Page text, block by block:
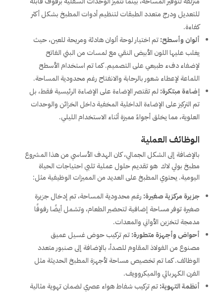
للتعديل ودرج متعدد الطبقات لتنظيم أدوات المطبخ بشكل أكثر
كفاءة.
ألوان وأسطح:تم اختيار لوحة ألوان هادئة ومريحة للعين، حيث
يغلب عليها اللون الأبيض النقي مع لمسات من البني الفاتح
لإضفاء دفء طبيعي على التصميم. كما تم استخدام الأسطح
اللماعة لإعطاء شعور بالرحابة والانفتاح رغم محدودية المساحة.
إضاءة مبتكرة: لم تقتصر الإضاءة على الإضاءة الرئيسية فقط، بل
تم التركيز على الإضاءة الداخلية المخفية داخل الخزائن والوحدات
العلوية، مما يخلق أجواءً مميزة أثناء الاستخدام الليلي.
الوظائف العملية
بالإضافة إلى الشكل الجمالي، كان الهدف الأساسي من هذا المشروع
مطبخ بولي لاك هو تقديم حلول عملية تلبي احتياجات الحياة
اليومية. يحتوي المطبخ على العديد من المميزات الوظيفية مثل:
جزيرة مركزية صغيرة: رغم محدودية المساحة، تم إدخال جزيرة
صغيرة توفر مساحة إضافية لتحضير الطعام، وتشمل أيضًا رفوفًا
مدمجة لتخزين الأواني والمعدات.
أحواض وأجهزة متطورة:تم تركيب حوض غسيل عميق
مصنوع من الفولاذ المقاوم للصدأ، بالإضافة إلى صنبور متعدد
الوظائف. كما تم تخصيص مساحة لأجهزة المطبخ الحديثة مثل
الفرن الكهربائي والميكروويف.
أنظمة التهوية:تم تركيب شفاط هواء عصري لضمان تهوية مثالية